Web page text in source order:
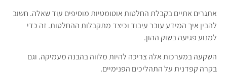
אתגרים אתיים בקבלת החלטות אוטומטיות מוסיפים עוד שאלה. חשוב
להבין איך המידע עובר עיבוד וכיצד מתקבלות ההחלטות. זה כדי
למנוע פגיעה בשוק ההון.
השקעה במערכות אלה צריכה להיות מלווה בהבנה מעמיקה. וגם
בקרה קפדנית על התהליכים הפנימיים.